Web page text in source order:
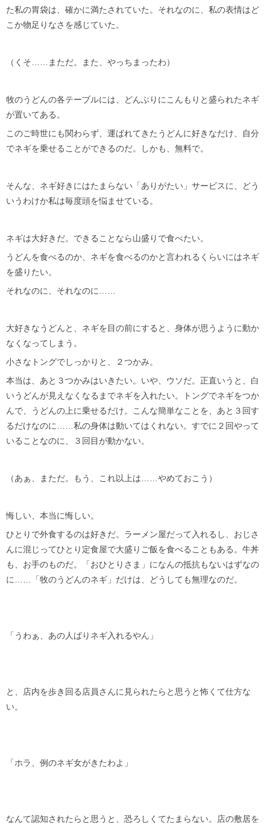
た私の胃袋は、確かに満たされていた。それなのに、私の表情はど
こか物足りなさを感じていた。
（くそ……まただ。また、やっちまったわ）
牧のうどんの各テーブルには、どんぶりにこんもりと盛られたネギ
が置いてある。
このご時世にも関わらず、運ばれてきたうどんに好きなだけ、自分
でネギを乗せることができるのだ。しかも、無料で。
そんな、ネギ好きにはたまらない「ありがたい」サービスに、どう
いうわけか私は毎度頭を悩ませている。
ネギは大好きだ。できることなら山盛りで食べたい。
うどんを食べるのか、ネギを食べるのかと言われるくらいにはネギ
を盛りたい。
それなのに、それなのに……
大好きなうどんと、ネギを目の前にすると、身体が思うように動か
なくなってしまう。
小さなトングでしっかりと、２つかみ。
本当は、あと３つかみはいきたい。いや、ウソだ。正直いうと、白
いうどんが見えなくなるまでネギを入れたい。トングでネギをつか
んで、うどんの上に乗せるだけ。こんな簡単なことを、あと３回す
るだけなのに……私の身体は動いてはくれない。すでに２回やって
いることなのに、３回目が動かない。
（あぁ、まただ。もう、これ以上は……やめておこう）
悔しい、本当に悔しい。
ひとりで外食するのは好きだ。ラーメン屋だって入れるし、おじさ
んに混じってひとり定食屋で大盛りご飯を食べることもある。牛丼
も、お手のものだ。「おひとりさま」になんの抵抗もないはずなの
に……「牧のうどんのネギ」だけは、どうしても無理なのだ。
「うわぁ、あの人ばりネギ入れるやん」
と、店内を歩き回る店員さんに見られたらと思うと怖くて仕方な
い。
「ホラ、例のネギ女がきたわよ」
なんて認知されたらと思うと、恐ろしくてたまらない。店の敷居を